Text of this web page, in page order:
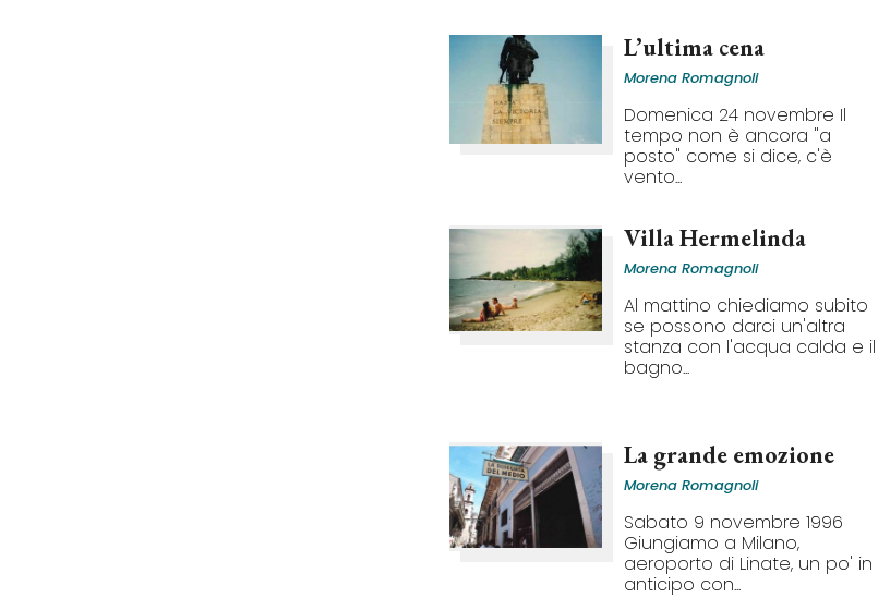
L’ultima cena
Morena Romagnoli
Domenica 24 novembre Il
tempo non è ancora "a
posto" come si dice, c'è
vento...
Villa Hermelinda
Morena Romagnoli
Al mattino chiediamo subito
se possono darci un'altra
stanza con l'acqua calda e il
bagno...
La grande emozione
Morena Romagnoli
Sabato 9 novembre 1996
Giungiamo a Milano,
aeroporto di Linate, un po' in
anticipo con...